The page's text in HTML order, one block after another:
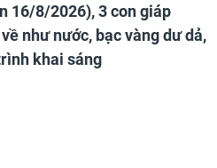
16/8/2026), 3 con giáp
như nước, bạc vàng dư dả,
khai sáng